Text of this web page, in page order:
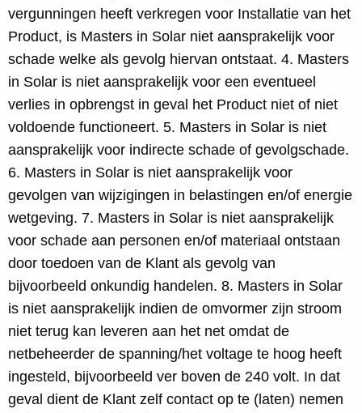
vergunningen heeft verkregen voor Installatie van het
Product, is Masters in Solar niet aansprakelijk voor
schade welke als gevolg hiervan ontstaat. 4. Masters
in Solar is niet aansprakelijk voor een eventueel
verlies in opbrengst in geval het Product niet of niet
voldoende functioneert. 5. Masters in Solar is niet
aansprakelijk voor indirecte schade of gevolgschade.
6. Masters in Solar is niet aansprakelijk voor
gevolgen van wijzigingen in belastingen en/of energie
wetgeving. 7. Masters in Solar is niet aansprakelijk
voor schade aan personen en/of materiaal ontstaan
door toedoen van de Klant als gevolg van
bijvoorbeeld onkundig handelen. 8. Masters in Solar
is niet aansprakelijk indien de omvormer zijn stroom
niet terug kan leveren aan het net omdat de
netbeheerder de spanning/het voltage te hoog heeft
ingesteld, bijvoorbeeld ver boven de 240 volt. In dat
geval dient de Klant zelf contact op te (laten) nemen